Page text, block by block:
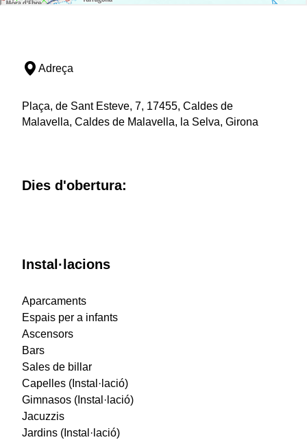
Adreça
Plaça, de Sant Esteve, 7, 17455, Caldes de
Malavella, Caldes de Malavella, la Selva, Girona
Dies d'obertura:
Instal·lacions
Aparcaments
Espais per a infants
Ascensors
Bars
Sales de billar
Capelles (Instal·lació)
Gimnasos (Instal·lació)
Jacuzzis
Jardins (Instal·lació)